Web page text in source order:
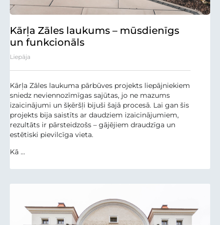
Kārļa Zāles laukums – mūsdienīgs
un funkcionāls
Liepāja
Kārļa Zāles laukuma pārbūves projekts liepājniekiem
sniedz neviennozīmīgas sajūtas, jo ne mazums
izaicinājumi un šķēršļi bijuši šajā procesā. Lai gan šis
projekts bija saistīts ar daudziem izaicinājumiem,
rezultāts ir pārsteidzošs – gājējiem draudzīga un
estētiski pievilcīga vieta.
Kā ...